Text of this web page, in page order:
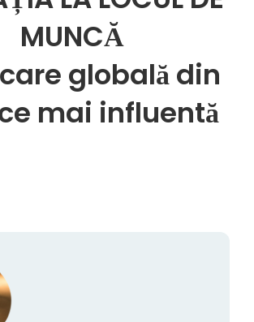
MUNCĂ
globală din
mai influentă